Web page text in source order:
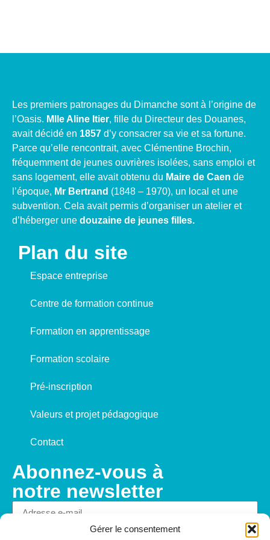
Gérer le consentement
Les premiers patronages du Dimanche sont à l’origine de
l’Oasis. Mlle Aline Itier, fille du Directeur des Douanes,
avait décidé en 1857 d’y consacrer sa vie et sa fortune.
Parce qu’elle rencontrait, avec Clémentine Brochin,
fréquemment de jeunes ouvrières isolées, sans emploi et
sans logement, elle avait obtenu du Maire de Caen de
l’époque, Mr Bertrand (1848 – 1970), un local et une
subvention. Cela avait permis d’organiser un atelier et
d’héberger une douzaine de jeunes filles.
Plan du site
Espace entreprise
Centre de formation continue
Formation en apprentissage
Formation scolaire
Pré-inscription
Valeurs et projet pédagogique
Contact
Abonnez-vous à
notre newsletter